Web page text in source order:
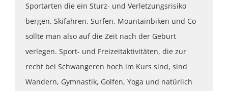
Sportarten die ein Sturz- und Verletzungsrisiko
bergen. Skifahren, Surfen, Mountainbiken und Co
sollte man also auf die Zeit nach der Geburt
verlegen. Sport- und Freizeitaktivitäten, die zur
recht bei Schwangeren hoch im Kurs sind, sind
Wandern, Gymnastik, Golfen, Yoga und natürlich